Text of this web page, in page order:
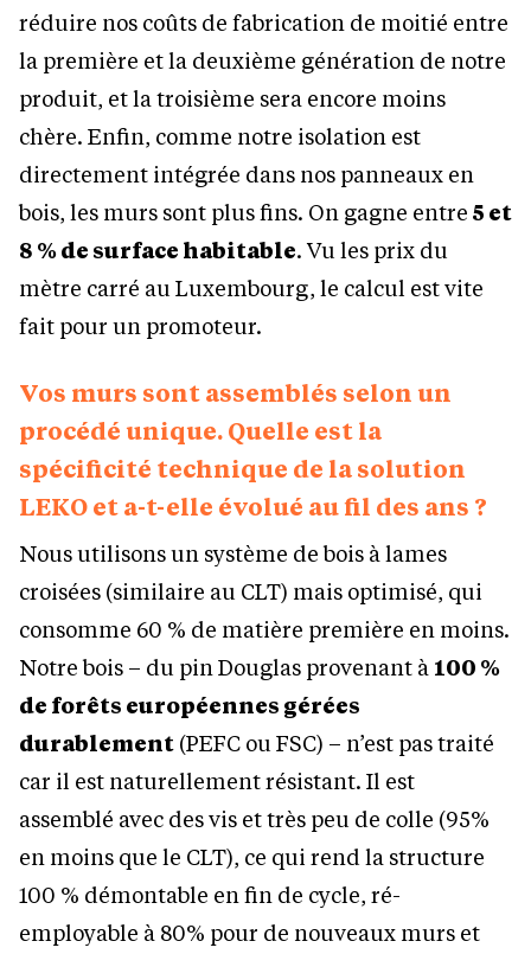
réduire nos coûts de fabrication de moitié entre
la première et la deuxième génération de notre
produit, et la troisième sera encore moins
chère. Enfin, comme notre isolation est
directement intégrée dans nos panneaux en
bois, les murs sont plus fins. On gagne entre 5 et
8 % de surface habitable. Vu les prix du
mètre carré au Luxembourg, le calcul est vite
fait pour un promoteur.
Vos murs sont assemblés selon un
procédé unique. Quelle est la
spécificité technique de la solution
LEKO et a-t-elle évolué au fil des ans ?
Nous utilisons un système de bois à lames
croisées (similaire au CLT) mais optimisé, qui
consomme 60 % de matière première en moins.
Notre bois – du pin Douglas provenant à 100 %
de forêts européennes gérées
durablement (PEFC ou FSC) – n’est pas traité
car il est naturellement résistant. Il est
assemblé avec des vis et très peu de colle (95%
en moins que le CLT), ce qui rend la structure
100 % démontable en fin de cycle, ré-
employable à 80% pour de nouveaux murs et